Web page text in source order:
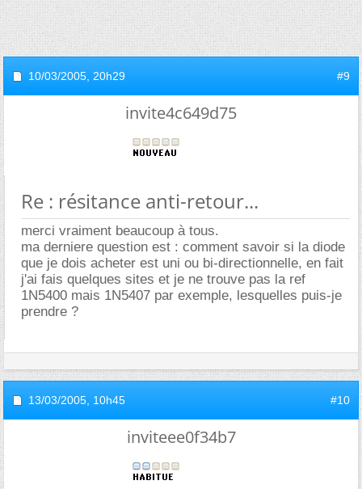
10/03/2005, 20h29 #9
invite4c649d75
Re : résitance anti-retour...
merci vraiment beaucoup à tous.
ma derniere question est : comment savoir si la diode
que je dois acheter est uni ou bi-directionnelle, en fait
j'ai fais quelques sites et je ne trouve pas la ref
1N5400 mais 1N5407 par exemple, lesquelles puis-je
prendre ?
13/03/2005, 10h45 #10
inviteee0f34b7